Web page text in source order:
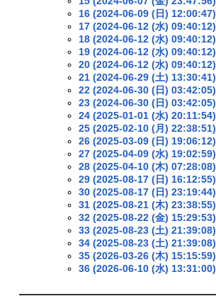
16 (2024-06-09 (日) 12:00:47)
17 (2024-06-12 (水) 09:40:12)
18 (2024-06-12 (水) 09:40:12)
19 (2024-06-12 (水) 09:40:12)
20 (2024-06-12 (水) 09:40:12)
21 (2024-06-29 (土) 13:30:41)
22 (2024-06-30 (日) 03:42:05)
23 (2024-06-30 (日) 03:42:05)
24 (2025-01-01 (水) 20:11:54)
25 (2025-02-10 (月) 22:38:51)
26 (2025-03-09 (日) 19:06:12)
27 (2025-04-09 (水) 19:02:59)
28 (2025-04-10 (木) 07:28:08)
29 (2025-08-17 (日) 16:12:55)
30 (2025-08-17 (日) 23:19:44)
31 (2025-08-21 (木) 23:38:55)
32 (2025-08-22 (金) 15:29:53)
33 (2025-08-23 (土) 21:39:08)
34 (2025-08-23 (土) 21:39:08)
35 (2026-03-26 (木) 15:15:59)
36 (2026-06-10 (水) 13:31:00)